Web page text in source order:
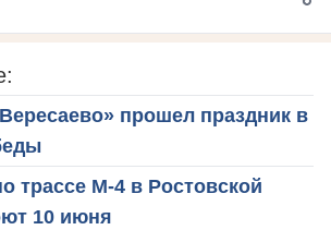
прошел праздник в
трассе М-4 в Ростовской
10 июня